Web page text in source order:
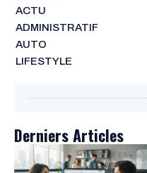
ACTU
ADMINISTRATIF
AUTO
LIFESTYLE
Derniers Articles